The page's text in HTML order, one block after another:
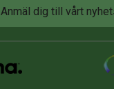
Anmäl dig till vårt